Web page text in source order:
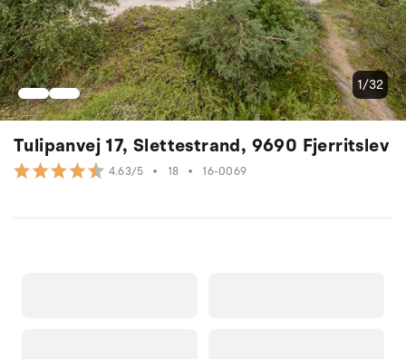
Tulipanvej 17, Slettestrand, 9690 Fjerritslev
4.63/5 • 18 • 16-0069
1/32